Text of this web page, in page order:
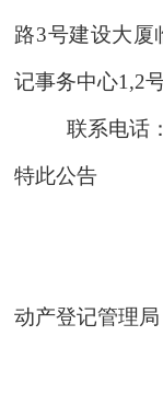
路3号建设大厦
记事务中心1,2
联系电话
特此公告
动产登记管理局